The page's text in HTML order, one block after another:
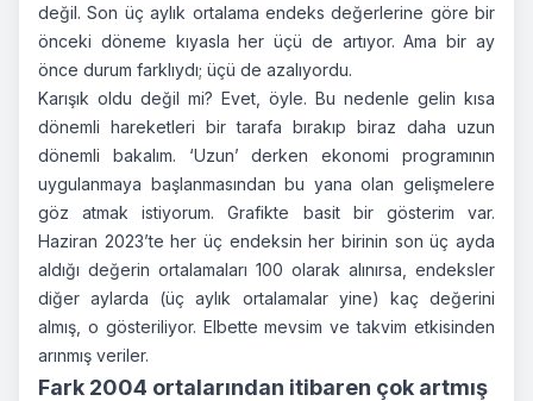
değil. Son üç aylık ortalama endeks değerlerine göre bir
önceki döneme kıyasla her üçü de artıyor. Ama bir ay
önce durum farklıydı; üçü de azalıyordu.
Karışık oldu değil mi? Evet, öyle. Bu nedenle gelin kısa
dönemli hareketleri bir tarafa bırakıp biraz daha uzun
dönemli bakalım. ‘Uzun’ derken ekonomi programının
uygulanmaya başlanmasından bu yana olan gelişmelere
göz atmak istiyorum. Grafikte basit bir gösterim var.
Haziran 2023’te her üç endeksin her birinin son üç ayda
aldığı değerin ortalamaları 100 olarak alınırsa, endeksler
diğer aylarda (üç aylık ortalamalar yine) kaç değerini
almış, o gösteriliyor. Elbette mevsim ve takvim etkisinden
arınmış veriler.
Fark 2004 ortalarından itibaren çok artmış